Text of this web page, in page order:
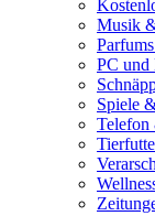
Musik
PC und
Spiele
Telefon